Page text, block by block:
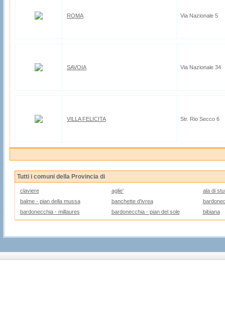
ROMA Via Nazionale 5
SAVOIA Via Nazionale 34
VILLA FELICITA Str. Rio Secco 6
Tutti i comuni della Provincia di
claviere aglie'
ala di
balme - pian della mussa
banchette d'ivrea
bardonecchia - millaures
bardonecchia - pian del sole bibiana